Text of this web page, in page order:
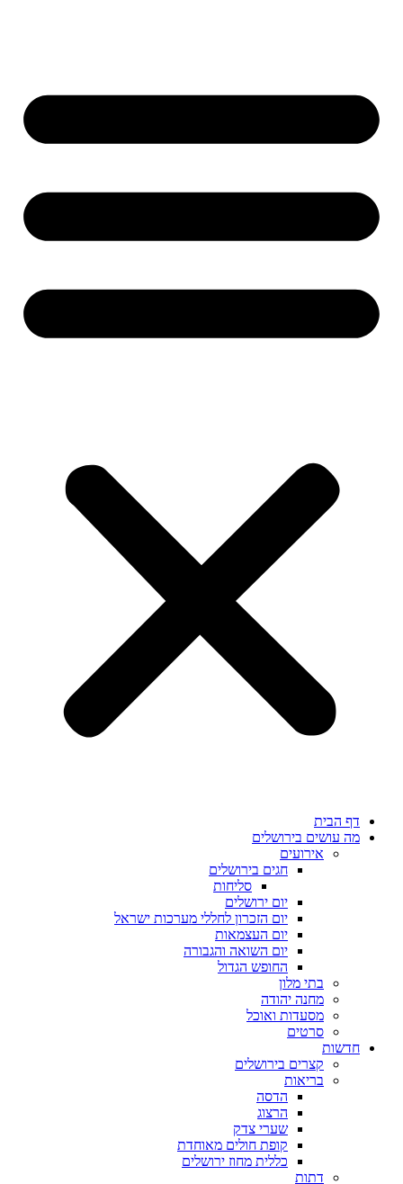
דף הבית
מה עושים בירושלים
אירועים
חגים בירושלים
סליחות
יום ירושלים
יום הזכרון לחללי מערכות ישראל
יום העצמאות
יום השואה והגבורה
החופש הגדול
בתי מלון
מחנה יהודה
מסעדות ואוכל
סרטים
חדשות
קצרים בירושלים
בריאות
הדסה
הרצוג
שערי צדק
קופת חולים מאוחדת
כללית מחוז ירושלים
דתות